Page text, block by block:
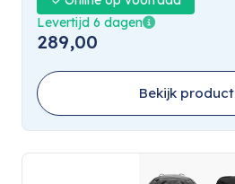
Levertijd 6 dagen
289,00
Bekijk product